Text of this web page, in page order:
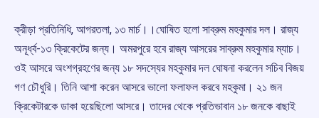
ক্রীড়া প্রতিনিধি, আগরতলা, ১৩ মার্চ।।ঘোষিত হলো সাব্রুম মহকুমার দল। রাজ্য
অনূর্ধ্ব-‌১৩ ক্রিকেটের জন্য। অমরপুরে হবে রাজ্য আসরের সাব্রুম মহকুমার ম্যাচ।
ওই আসরে অংশগ্রহণের জন্য ১৮ সদস্যের মহকুমার দল ঘোষনা করলেন সচিব বিজয়
গণ চৌধুরি। তিনি আশা করেন আসরে ভালো ফলাফল করবে মহকুমা। ২১ জন
ক্রিকেটারকে ডাকা হয়েছিলো আসরে। তাদের থেকে প্রতিভাবান ১৮ জনকে বাছাই